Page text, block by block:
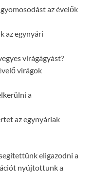
az évelők
az egynyári
virágágyást?
virágok
a
az egynyáriak
eligazodni a
nyújtottunk a